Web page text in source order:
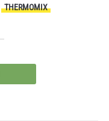
THERMOMIX